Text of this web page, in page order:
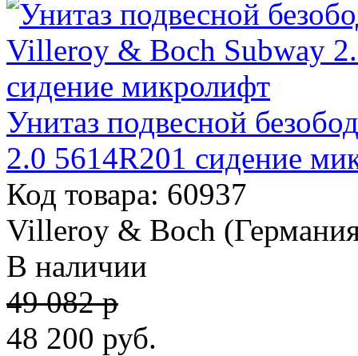
Унитаз подвесной
2.0 5614R201 сидение
Код товара: 60937
Villeroy & Boch
В наличии
49 082 р
48 200 руб.